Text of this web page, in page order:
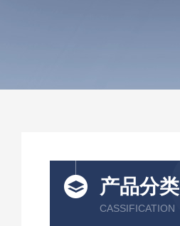
产品分类
CASSIFICATION